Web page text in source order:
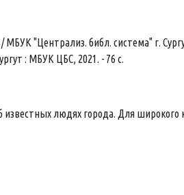
/ МБУК "Централиз. библ. система" г.
: МБУК ЦБС, 2021. - 76 с.
людях города. Для широкого